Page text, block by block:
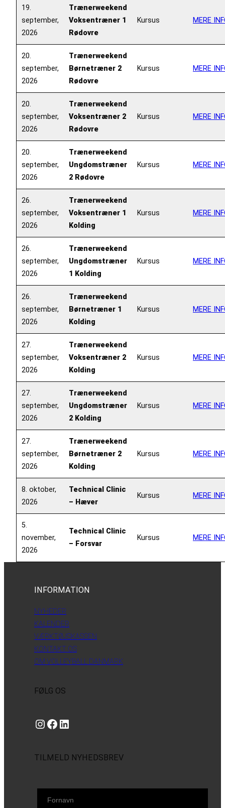
19.
september,
2026
Trænerweekend
Voksentræner 1
Rødovre
Kursus MERE
20.
september,
2026
Trænerweekend
Børnetræner 2
Rødovre
Kursus MERE
20.
september,
2026
Trænerweekend
Voksentræner 2
Rødovre
Kursus MERE
20.
september,
2026
Trænerweekend
Ungdomstræner
2 Rødovre
Kursus MERE
26.
september,
2026
Trænerweekend
Voksentræner 1
Kolding
Kursus MERE
26.
september,
2026
Trænerweekend
Ungdomstræner
1 Kolding
Kursus MERE
26.
september,
2026
Trænerweekend
Børnetræner 1
Kolding
Kursus MERE
27.
september,
2026
Trænerweekend
Voksentræner 2
Kolding
Kursus MERE
27.
september,
2026
Trænerweekend
Ungdomstræner
2 Kolding
Kursus MERE
27.
september,
2026
Trænerweekend
Børnetræner 2
Kolding
Kursus MERE
8. oktober,
2026
Technical Clinic
– Hæver
Kursus MERE
5.
november,
2026
Technical Clinic
– Forsvar
Kursus MERE
INFORMATION
NYHEDER
KALENDER
VÆRKTØJSKASSEN
KONTAKT OS
OM VOLLEYBALL DANMARK
FØLG OS
Instagram https://www.facebook.com/danishbeachvolleytour LinkedIn
TILMELD NYHEDSBREV